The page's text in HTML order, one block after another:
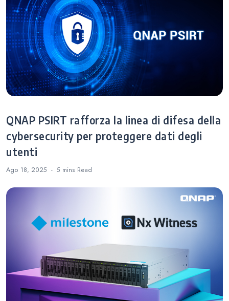
QNAP PSIRT rafforza la linea di difesa della
cybersecurity per proteggere dati degli
utenti
Ago 18, 2025 5 mins Read